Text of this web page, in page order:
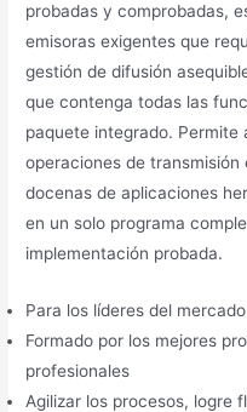
probadas y comprobadas,
emisoras exigentes que
gestión de difusión
que contenga todas las
paquete integrado. Permite
operaciones de
docenas de aplicaciones
en un solo programa
implementación probada.
Para los líderes del mercado
Formado por los mejores
profesionales
Agilizar los procesos, logre